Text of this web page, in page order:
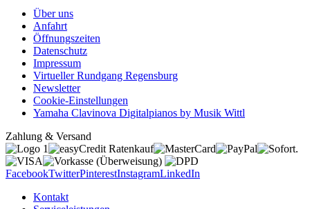
Über uns
Anfahrt
Öffnungszeiten
Datenschutz
Impressum
Virtueller Rundgang Regensburg
Newsletter
Cookie-Einstellungen
Yamaha Clavinova Digitalpianos by Musik Wittl
Zahlung & Versand
FacebookTwitterPinterestInstagramLinkedIn
Kontakt